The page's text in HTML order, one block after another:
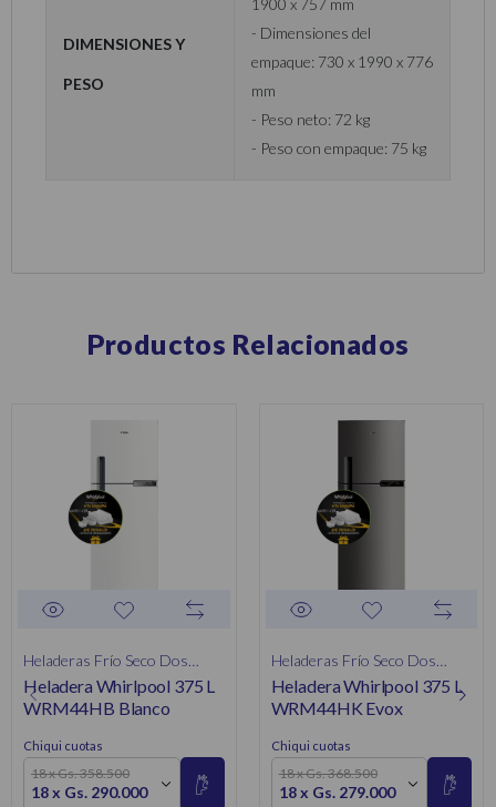
Dimensiones y
peso
1900 x 757 mm
- Dimensiones del
empaque: 730 x 1990 x 776
mm
- Peso neto: 72 kg
- Peso con empaque: 75 kg
Productos Relacionados
Heladeras Frío Seco Dos
Puertas
Heladera Whirlpool 375 L
WRM44HB Blanco
Chiqui cuotas
18 x Gs. 358.500
18 x Gs. 290.000
Heladeras Frío Seco Dos
Puertas
Heladera Whirlpool 375 L
WRM44HK Evox
Chiqui cuotas
18 x Gs. 368.500
18 x Gs. 279.000